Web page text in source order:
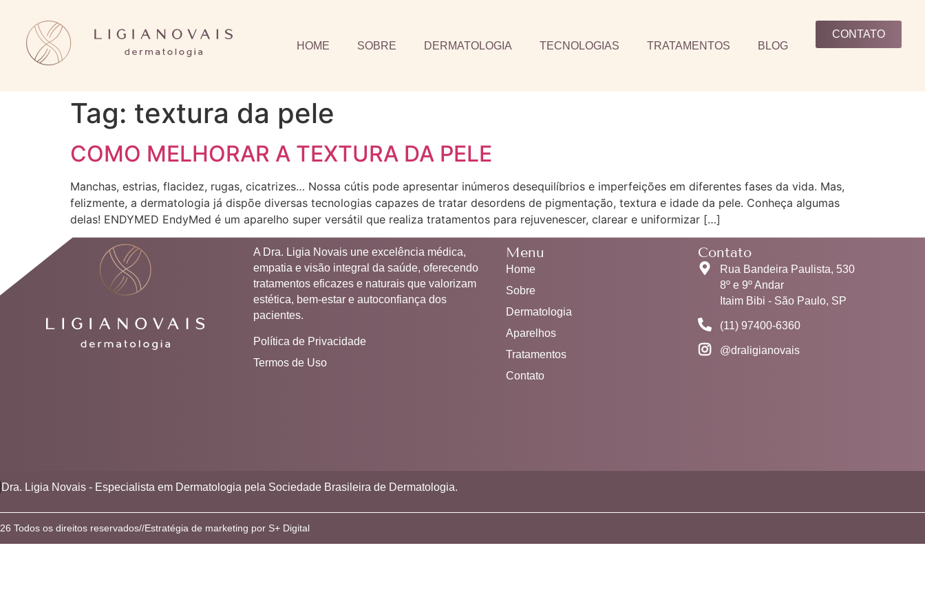
HOME SOBRE DERMATOLOGIA TECNOLOGIAS TRATAMENTOS BLOG
CONTATO
Tag: textura da pele
COMO MELHORAR A TEXTURA DA PELE
Manchas, estrias, flacidez, rugas, cicatrizes… Nossa cútis pode apresentar inúmeros desequilíbrios e imperfeições em diferentes fases da vida. Mas,
felizmente, a dermatologia já dispõe diversas tecnologias capazes de tratar desordens de pigmentação, textura e idade da pele. Conheça algumas
delas! ENDYMED EndyMed é um aparelho super versátil que realiza tratamentos para rejuvenescer, clarear e uniformizar […]
A Dra. Ligia Novais une excelência médica,
empatia e visão integral da saúde, oferecendo
tratamentos eficazes e naturais que valorizam
estética, bem-estar e autoconfiança dos
pacientes.
Política de Privacidade
Termos de Uso
Menu
Home
Sobre
Dermatologia
Aparelhos
Tratamentos
Contato
Contato
Rua Bandeira Paulista, 530
8º e 9º Andar
Itaim Bibi - São Paulo, SP
(11) 97400-6360
@draligianovais
Dra. Ligia Novais - Especialista em Dermatologia pela Sociedade Brasileira de Dermatologia.
Todos os direitos reservados//Estratégia de marketing por S+ Digital